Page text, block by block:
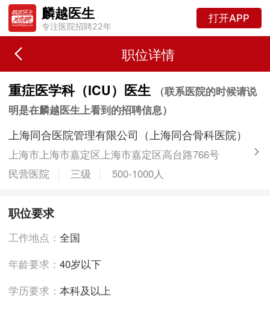
麟越医生
专注医院招聘22年
打开APP
职位详情
重症医学科（ICU）医生
（联系医院的时候请说
明是在麟越医生上看到的招聘信息）
上海同合医院管理有限公司（上海同合骨科医院）
上海市上海市嘉定区上海市嘉定区高台路766号
民营医院
三级 500-1000人
职位要求
工作地点：全国
年龄要求：40岁以下
学历要求：本科及以上